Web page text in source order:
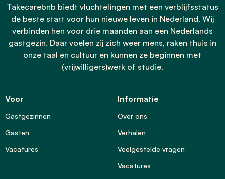
Takecarebnb biedt vluchtelingen met een verblijfsstatus
de beste start voor hun nieuwe leven in Nederland. Wij
verbinden hen voor drie maanden aan een Nederlands
gastgezin. Daar voelen zij zich weer mens, raken thuis in
onze taal en cultuur en kunnen ze beginnen met
(vrijwilligers)werk of studie.
Voor
Gastgezinnen
Gasten
Vacatures
Informatie
Over ons
Verhalen
Veelgestelde vragen
Vacatures